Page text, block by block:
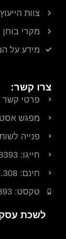
צוות
מקרי בוחן
מידע על
צרו קשר:
פרטי קשר
מפגש
פנייה
חייגו: 1.719.368.8393+
חינם: 888.308.WORLD
טקסט: ‎+1.719.368.8393
לשכת